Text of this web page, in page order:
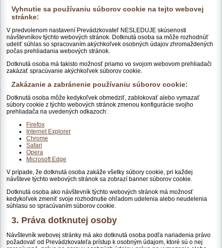
Vyhnutie sa používaniu súborov cookie na tejto webovej
stránke:
V predvolenom nastavení Prevádzkovateľ NESLEDUJE skúsenosti
návštevníkov týchto webových stránok. Dotknutá osoba sa môže rozhodnúť
udeliť súhlas so spracovaním akýchkoľvek osobných údajov zhromaždených
počas prehliadania webových stránok.
Dotknutá osoba má takisto možnosť priamo vo svojom webovom prehliadači
zakázať spracúvanie akýchkoľvek súborov cookie.
Zakázanie a zabránenie používaniu súborov cookie:
Dotknutá osoba môže kedykoľvek obmedziť, zablokovať alebo vymazať
súbory cookie z týchto webových stránok zmenou konfigurácie svojho
prehliadača na uvedených odkazoch:
Firefox
Internet Explorer
Chrome
Safari
Opera
Microsoft Edge
V prípade, že dotknutá osoba zakáže všetky súbory cookie, pri každej
návšteve týchto webových stránok sa zobrazí banner súborov cookie.
Dotknutá osoba ako návštevník týchto webových stránok má možnosť
kedykoľvek zmeniť svoje rozhodnutie ohľadom udelenia alebo neudelenia
súhlasu so spracúvaním súborov cookie.
3. Práva dotknutej osoby
Návštevník webovej stránky má ako dotknutá osoba podľa nariadenia právo
požadovať od Prevádzkovateľa prístup k osobným údajom, ktoré sú o nej